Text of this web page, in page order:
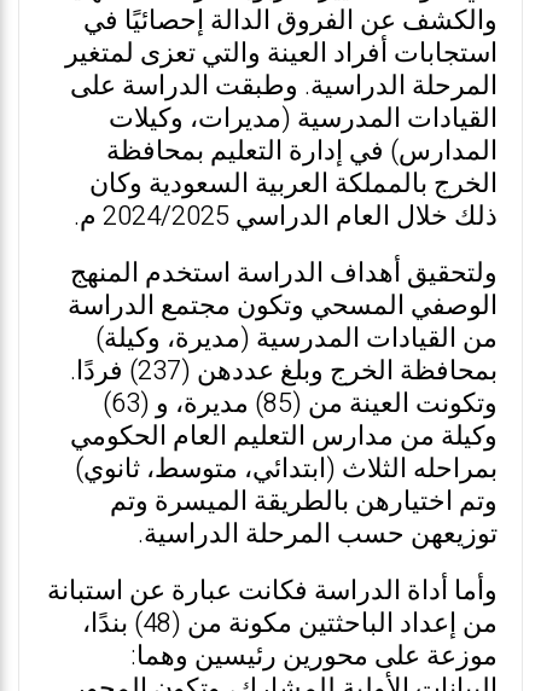
والكشف عن الفروق الدالة إحصائيًا في
استجابات أفراد العينة والتي تعزى لمتغير
المرحلة الدراسية. وطبقت الدراسة على
القيادات المدرسية (مديرات، وكيلات
المدارس) في إدارة التعليم بمحافظة
الخرج بالمملكة العربية السعودية وكان
ذلك خلال العام الدراسي 2024/2025 م.
ولتحقيق أهداف الدراسة استخدم المنهج
الوصفي المسحي وتكون مجتمع الدراسة
من القيادات المدرسية (مديرة، وكيلة)
بمحافظة الخرج وبلغ عددهن (237) فردًا.
وتكونت العينة من (85) مديرة، و (63)
وكيلة من مدارس التعليم العام الحكومي
بمراحله الثلاث (ابتدائي، متوسط، ثانوي)
وتم اختيارهن بالطريقة الميسرة وتم
توزيعهن حسب المرحلة الدراسية.
وأما أداة الدراسة فكانت عبارة عن استبانة
من إعداد الباحثتين مكونة من (48) بندًا،
موزعة على محورين رئيسين وهما: